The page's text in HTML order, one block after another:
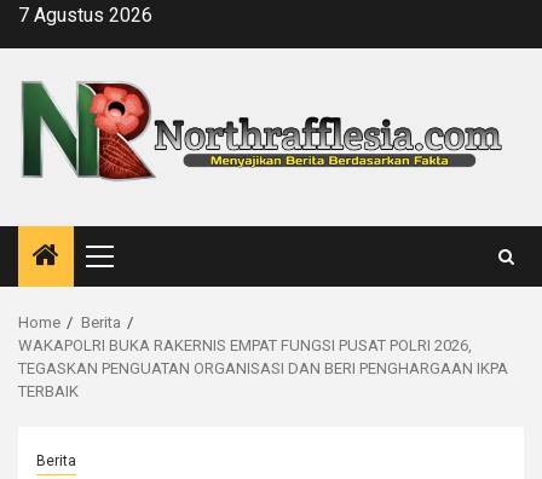
Skip7 Agustus 2026
Primary
Menu
Home
Berita
WAKAPOLRI BUKA RAKERNIS EMPAT FUNGSI PUSAT POLRI 2026,
TEGASKAN PENGUATAN ORGANISASI DAN BERI PENGHARGAAN IKPA
TERBAIK
Berita